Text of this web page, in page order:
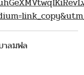
ลมฟล